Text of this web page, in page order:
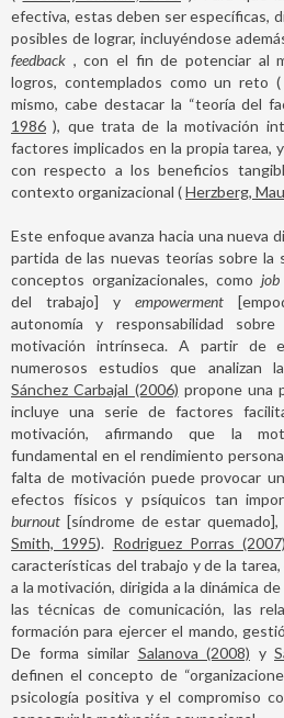
efectiva, estas deben ser específicas,
posibles de lograr, incluyéndose
feedback , con el fin de potenciar al
logros, contemplados como un reto (
mismo, cabe destacar la “teoría del
1986 ), que trata de la motivación
factores implicados en la propia tarea,
con respecto a los beneficios
contexto organizacional (Herzberg,
Este enfoque avanza hacia una nueva
partida de las nuevas teorías sobre la
conceptos organizacionales, como job
del trabajo] y empowerment
autonomía y responsabilidad
motivación intrínseca. A partir de
numerosos estudios que analizan
Sánchez Carbajal (2006) propone una
incluye una serie de factores
motivación, afirmando que la
fundamental en el rendimiento
falta de motivación puede provocar
efectos físicos y psíquicos tan
burnout [síndrome de estar
Smith, 1995). Rodriguez Porras (2007)
características del trabajo y de la
a la motivación, dirigida a la dinámica
las técnicas de comunicación, las
formación para ejercer el mando,
De forma similar Salanova (2008) y
definen el concepto de
psicología positiva y el compromiso